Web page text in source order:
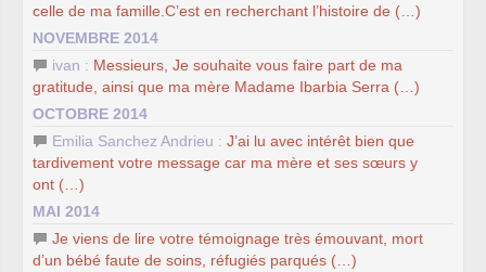
celle de ma famille.C’est en recherchant l’histoire de (…)
NOVEMBRE 2014
ivan : Messieurs, Je souhaite vous faire part de ma
gratitude, ainsi que ma mère Madame Ibarbia Serra (…)
OCTOBRE 2014
Emilia Sanchez Andrieu : J’ai lu avec intérêt bien que
tardivement votre message car ma mère et ses sœurs y
ont (…)
MAI 2014
Je viens de lire votre témoignage très émouvant, mort
d’un bébé faute de soins, réfugiés parqués (…)